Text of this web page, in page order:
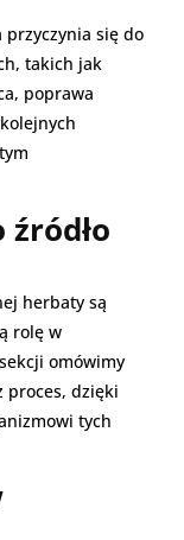
przyczynia się do
takich jak
poprawa
herbaty są
rolę w
omówimy
proces, dzięki
tych